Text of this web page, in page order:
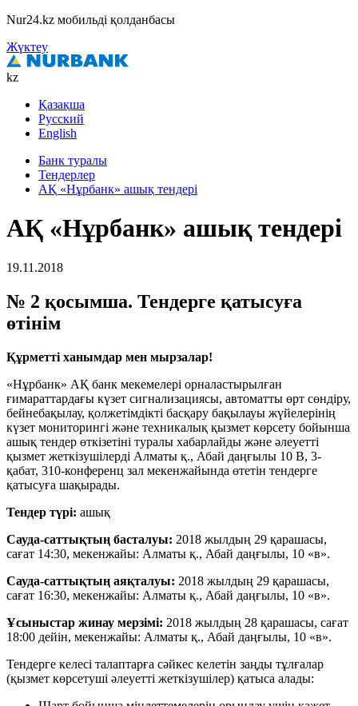
Nur24.kz мобильді қолданбасы
Жүктеу
kz
Қазақша
Русский
English
Банк туралы
Тендерлер
АҚ «Нұрбанк» ашық тендері
АҚ «Нұрбанк» ашық тендері
19.11.2018
№ 2 қосымша. Тендерге қатысуға
өтінім
Құрметті ханымдар мен мырзалар!
«Нұрбанк» АҚ банк мекемелері орналастырылған
ғимараттардағы күзет сигнализациясы, автоматты өрт сөндіру,
бейнебақылау, қолжетімдікті басқару бақылауы жүйелерінің
күзет мониторингі және техникалық қызмет көрсету бойынша
ашық тендер өткізетіні туралы хабарлайды және әлеуетті
қызмет жеткізушілерді Алматы қ., Абай даңғылы 10 В, 3-
қабат, 310-конференц зал мекенжайында өтетін тендерге
қатысуға шақырады.
Тендер түрі: ашық
Сауда-саттықтың басталуы: 2018 жылдың 29 қарашасы,
сағат 14:30, мекенжайы: Алматы қ., Абай даңғылы, 10 «в».
Сауда-саттықтың аяқталуы: 2018 жылдың 29 қарашасы,
сағат 16:30, мекенжайы: Алматы қ., Абай даңғылы, 10 «в».
Ұсыныстар жинау мерзімі: 2018 жылдың 28 қарашасы, сағат
18:00 дейін, мекенжайы: Алматы қ., Абай даңғылы, 10 «в».
Тендерге келесі талаптарға сәйкес келетін заңды тұлғалар
(қызмет көрсетуші әлеуетті жеткізушілер) қатыса алады: